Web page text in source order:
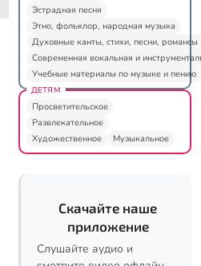
Эстрадная песня
Этно, фольклор, народная музыка
Духовные канты, стихи, песни, романсы
Современная вокальная и
Учебные материалы по музыке и пению
ДЕТЯМ
Просветительское
Развлекательное
Художественное
Музыкальное
Скачайте наше
приложение
Слушайте аудио и